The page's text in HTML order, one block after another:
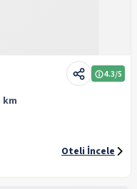
4.3/5
km
Oteli İncele